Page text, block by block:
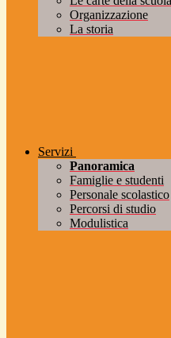
Organizzazione
La storia
Servizi
Panoramica
Famiglie e studenti
Personale scolastico
Percorsi di studio
Modulistica